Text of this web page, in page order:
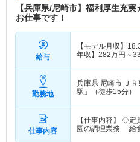
【兵庫県/尼崎市】福利厚生充
お仕事です！
給与
【モデル月収】
年収】 282万円～
勤務地
兵庫県 尼崎市 Ｊ
駅」（徒歩15分）
仕事内容
【仕事内容】 ◇定
園の調理業務 給